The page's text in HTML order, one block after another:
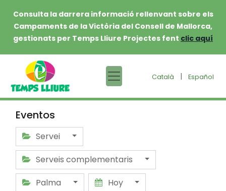
Consulta la darrera informació rellenvant sobre els
Campaments de la Victòria del Consell de Mallorca,
gestionats per Temps Lliure Projectes fent clic aquí
Català | Español
Eventos
Servei
Serveis complementaris
Palma
Hoy